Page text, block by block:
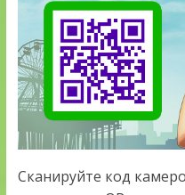
Сканируйте код